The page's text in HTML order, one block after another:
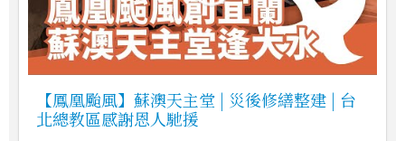
【鳳凰颱風】蘇澳天主堂 | 災後修繕整建 | 台
北總教區感謝恩人馳援